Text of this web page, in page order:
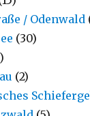
/ Odenwald
(30)
(2)